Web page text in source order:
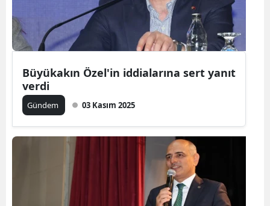
Büyükakın Özel'in iddialarına sert yanıt
verdi
Gündem 03 Kasım 2025